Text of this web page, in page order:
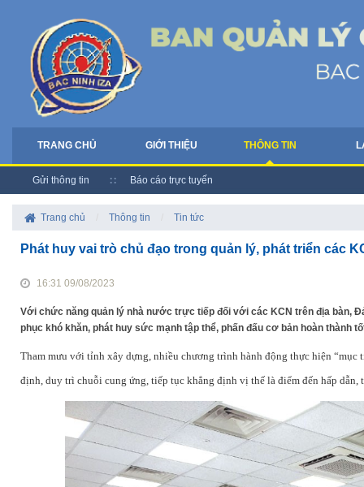
TRANG CHỦ GIỚI THIỆU THÔNG TIN
Gửi thông tin Báo cáo trực tuyến
Trang chủ Thông tin Tin tức
Phát huy vai trò chủ đạo trong quản lý, phát triển các
16:31 09/08/2023
Với chức năng quản lý nhà nước trực tiếp đối với các KCN trên địa bàn,
phục khó khăn, phát huy sức mạnh tập thể, phấn đấu cơ bản hoàn thành
Tham mưu với tỉnh xây dựng, nhiều chương trình hành động thực hiện “mục
định, duy trì chuỗi cung ứng, tiếp tục khẳng định vị thế là điểm đến hấp dẫn,